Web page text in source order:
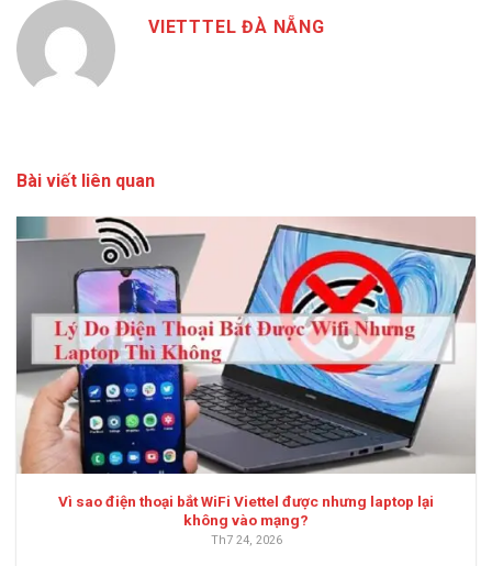
VIETTTEL ĐÀ NẴNG
Bài viết liên quan
Vì sao điện thoại bắt WiFi Viettel được nhưng laptop lại
không vào mạng?
Th7 24, 2026